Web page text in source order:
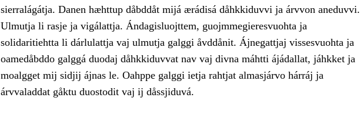
sierralágátja. Danen hæhttup dåbddåt mijá ærádisá dåhkkiduvvi ja árvvon aneduvvi.
Ulmutja li rasje ja vigálattja. Ándagisluojttem, guojmmegieresvuohta ja
solidaritiehtta li dárlulattja vaj ulmutja galggi åvddånit. Ájnegattjaj vissesvuohta ja
oamedåbddo galggá duodaj dåhkkiduvvat nav vaj divna máhtti ájádallat, jáhkket ja
moalgget mij sidjij ájnas le. Oahppe galggi ietja rahtjat almasjárvo hárráj ja
árvvaladdat gåktu duostodit vaj ij dåssjiduvá.